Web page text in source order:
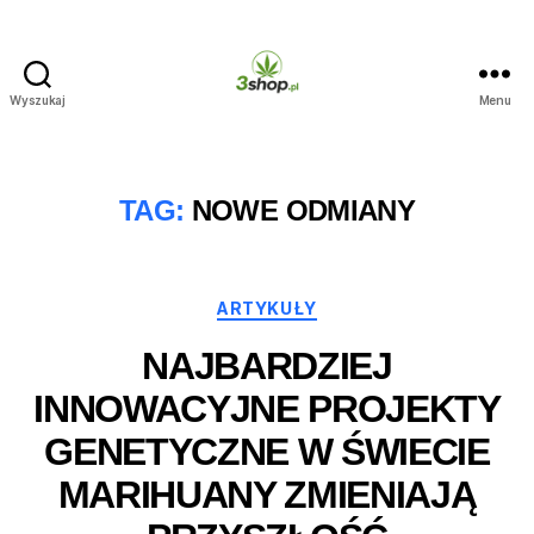
Wyszukaj Menu
TAG: NOWE ODMIANY
Kategorie
ARTYKUŁY
NAJBARDZIEJ
INNOWACYJNE PROJEKTY
GENETYCZNE W ŚWIECIE
MARIHUANY ZMIENIAJĄ